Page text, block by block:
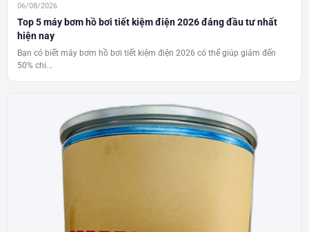
06/08/2026
Top 5 máy bơm hồ bơi tiết kiệm điện 2026 đáng đầu tư nhất
hiện nay
Bạn có biết máy bơm hồ bơi tiết kiệm điện 2026 có thể giúp giảm đến
50% chi...